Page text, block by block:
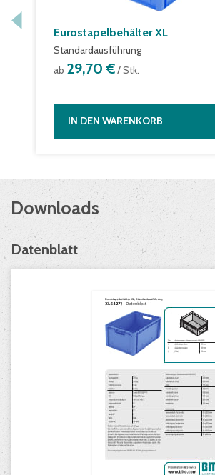
Eurostapelbehälter XL
Standardausführung
ab 29,70 €/ Stk.
IN DEN WARENKORB
Downloads
Datenblatt